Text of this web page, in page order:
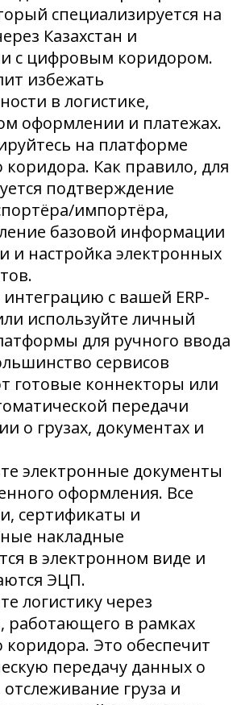
специализируется на
Казахстан и
с цифровым коридором.
избежать
в логистике,
оформлении и платежах.
на платформе
коридора. Как правило, для
подтверждение
импортёра,
базовой информации
и настройка электронных
с вашей ERP-
используйте личный
для ручного ввода
сервисов
готовые коннекторы или
передачи
о грузах, документах и
электронные документы
оформления. Все
сертификаты и
накладные
в электронном виде и
ЭЦП.
логистику через
работающего в рамках
коридора. Это обеспечит
передачу данных о
груза и